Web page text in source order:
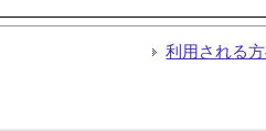
利用される